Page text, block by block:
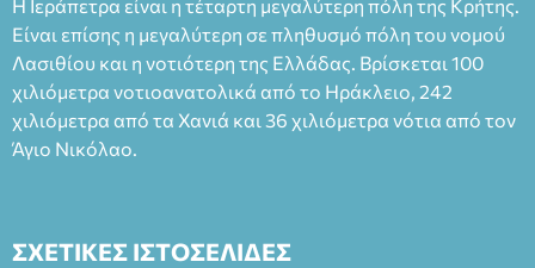
άνω των 65 Προπώληση: Βιβλιοπωλείο Πάπυρος (Πλατεία
Πλαστήρα), E&G Mini market (Δημοκρατίας 39 Ιεράπετρα)
και στο more.com Χώρος: 3ο Γυμνάσιο Ιεράπετρας
(Είσοδος ΕΠΑ.Λ.) Έναρξη 21:15 Οργάνωση: ΚΝΩΣΟΣ
ΘΕΑΤΡΙΚΕΣ ΠΑΡΑΓΩΓΕΣ ΕΕ
Η Ιεράπετρα είναι η τέταρτη μεγαλύτερη πόλη της Κρήτης.
Είναι επίσης η μεγαλύτερη σε πληθυσμό πόλη του νομού
Λασιθίου και η νοτιότερη της Ελλάδας. Βρίσκεται 100
χιλιόμετρα νοτιοανατολικά από το Ηράκλειο, 242
χιλιόμετρα από τα Χανιά και 36 χιλιόμετρα νότια από τον
Άγιο Νικόλαο.
ΣΧΕΤΙΚΕΣ ΙΣΤΟΣΕΛΙΔΕΣ